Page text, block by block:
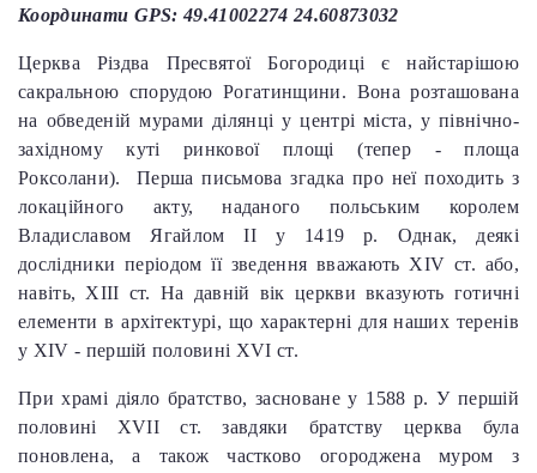
Координати GPS: 49.41002274 24.60873032
Церква Різдва Пресвятої Богородиці є найстарішою
сакральною спорудою Рогатинщини. Вона розташована
на обведеній мурами ділянці у центрі міста, у північно-
західному куті ринкової площі (тепер - площа
Роксолани). Перша письмова згадка про неї походить з
локаційного акту, наданого польським королем
Владиславом Ягайлом ІІ у 1419 р. Однак, деякі
дослідники періодом її зведення вважають XIV ст. або,
навіть, XIII ст. На давній вік церкви вказують готичні
елементи в архітектурі, що характерні для наших теренів
у XIV - першій половині XVІ ст.
При храмі діяло братство, засноване у 1588 р. У першій
половині XVІІ ст. завдяки братству церква була
поновлена, а також частково огороджена муром з